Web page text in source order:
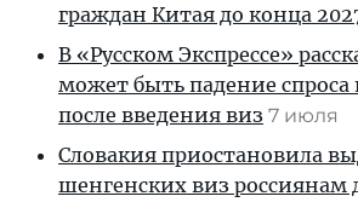
граждан Китая до конца
В «Русском Экспрессе»
может быть падение
после введения виз 7 июля
Словакия приостановила
шенгенских виз россиянам